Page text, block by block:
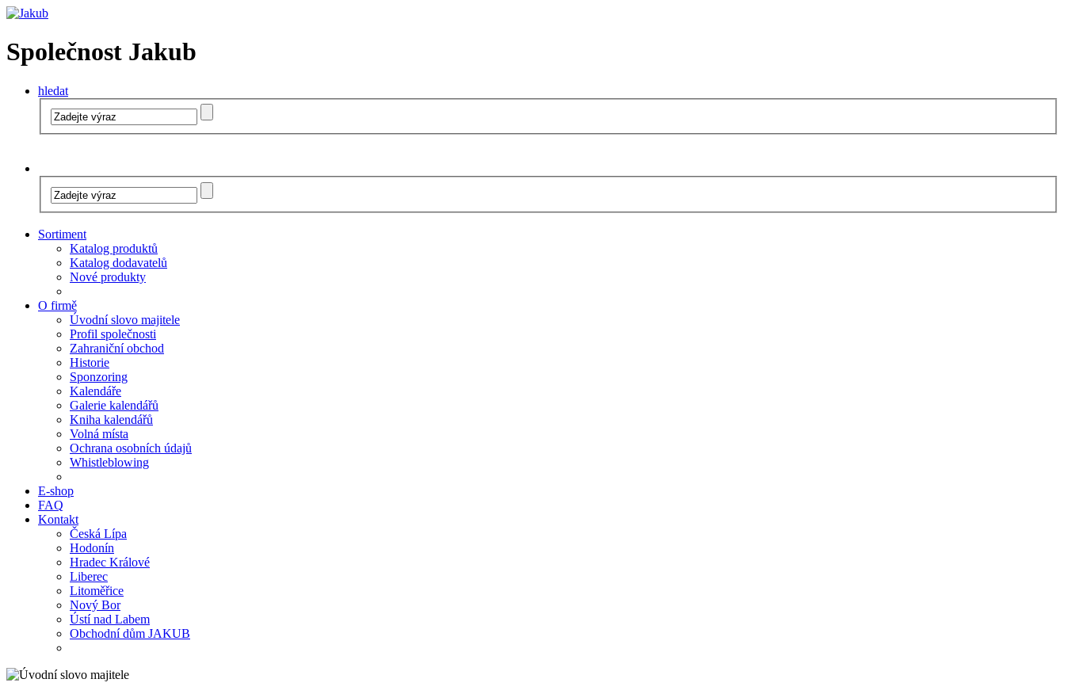
Společnost Jakub
hledat
Sortiment
Katalog produktů
Katalog dodavatelů
Nové produkty
O firmě
Úvodní slovo majitele
Profil společnosti
Zahraniční obchod
Historie
Sponzoring
Kalendáře
Galerie kalendářů
Kniha kalendářů
Volná místa
Ochrana osobních údajů
Whistleblowing
E-shop
FAQ
Kontakt
Česká Lípa
Hodonín
Hradec Králové
Liberec
Litoměřice
Nový Bor
Ústí nad Labem
Obchodní dům JAKUB